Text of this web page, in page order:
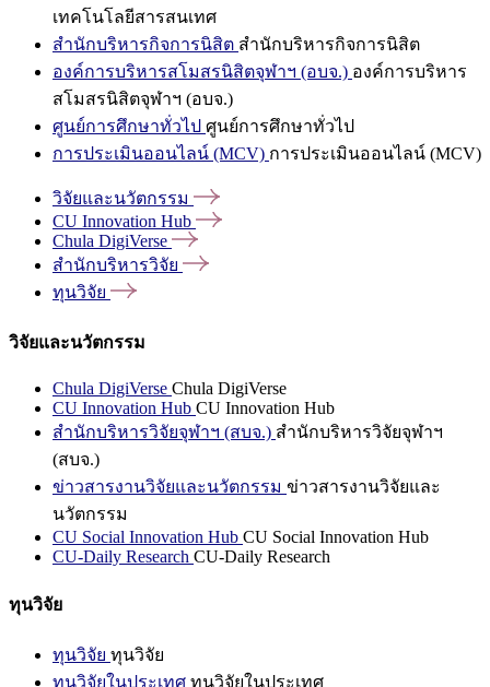
เทคโนโลยีสารสนเทศ
สำนักบริหารกิจการนิสิต สำนักบริหารกิจการนิสิต
องค์การบริหารสโมสรนิสิตจุฬาฯ (อบจ.) องค์การบริหาร
สโมสรนิสิตจุฬาฯ (อบจ.)
ศูนย์การศึกษาทั่วไป ศูนย์การศึกษาทั่วไป
การประเมินออนไลน์ (MCV) การประเมินออนไลน์ (MCV)
วิจัยและนวัตกรรม
CU Innovation Hub
Chula DigiVerse
สำนักบริหารวิจัย
ทุนวิจัย
วิจัยและนวัตกรรม
Chula DigiVerse Chula DigiVerse
CU Innovation Hub CU Innovation Hub
สำนักบริหารวิจัยจุฬาฯ (สบจ.) สำนักบริหารวิจัยจุฬาฯ
(สบจ.)
ข่าวสารงานวิจัยและนวัตกรรม ข่าวสารงานวิจัยและ
นวัตกรรม
CU Social Innovation Hub CU Social Innovation Hub
CU-Daily Research CU-Daily Research
ทุนวิจัย
ทุนวิจัย ทุนวิจัย
ทุนวิจัยในประเทศ ทุนวิจัยในประเทศ